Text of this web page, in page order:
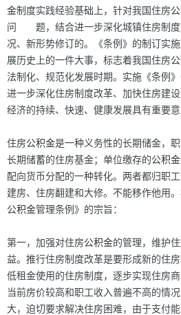
金制度实践经验基础上，针对我国住房
问 题，结合进一步深化城镇住房制度
况、新形势修订的。《条例》的制订实
展历史上的一件大事，标志着我国住房
法制化、规范化发展时期。实施《条例
进一步深化住房制度改革、加快住房建
经济的持续、快速、健康发展具有重要意
住房公积金是一种义务性的长期储金，
长期储蓄的住房基金；单位缴存的公积金
配向货币分配的一种转化。两者都归职
建房、住房翻建和大修。不能移作他用
公积金管理条例》的宗旨：
第一，加强对住房公积金的管理，维护
益。推行住房制度改革是要形成新的住
低租金使用的住房制度，逐步实现住房
当前房价较高和职工收入普遍不高的情
大，迫切要求解决住房困难，由于支付